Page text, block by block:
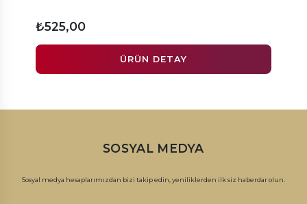
₺525,00
ÜRÜN DETAY
SOSYAL MEDYA
Sosyal medya hesaplarımızdan bizi takip edin, yeniliklerden ilk siz haberdar olun.